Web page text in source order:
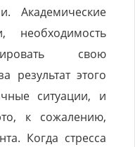
Академические
необходимость
свою
результат этого
ситуации, и
к сожалению,
Когда стресса